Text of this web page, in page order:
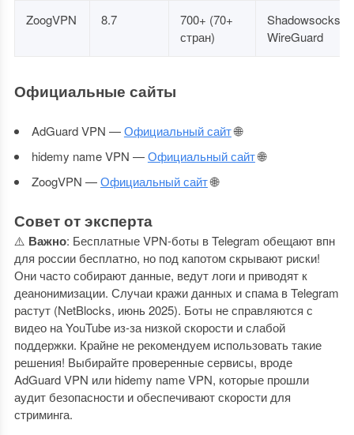
ZoogVPN 8.7
700+ (70+
стран)
Shadowsocks,
WireGuard
Официальные сайты
AdGuard VPN —Официальный сайт🌐
hidemy name VPN —Официальный сайт🌐
ZoogVPN —Официальный сайт🌐
Совет от эксперта
⚠️ Важно: Бесплатные VPN-боты в Telegram обещают впн
для россии бесплатно, но под капотом скрывают риски!
Они часто собирают данные, ведут логи и приводят к
деанонимизации. Случаи кражи данных и спама в Telegram
растут (NetBlocks, июнь 2025). Боты не справляются с
видео на YouTube из-за низкой скорости и слабой
поддержки. Крайне не рекомендуем использовать такие
решения! Выбирайте проверенные сервисы, вроде
AdGuard VPN или hidemy name VPN, которые прошли
аудит безопасности и обеспечивают скорости для
стриминга.